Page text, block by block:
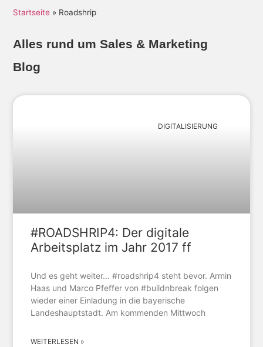
Startseite » Roadshrip
Alles rund um Sales & Marketing
Blog
DIGITALISIERUNG
#ROADSHRIP4: Der digitale
Arbeitsplatz im Jahr 2017 ff
Und es geht weiter… #roadshrip4 steht bevor. Armin
Haas und Marco Pfeffer von #buildnbreak folgen
wieder einer Einladung in die bayerische
Landeshauptstadt. Am kommenden Mittwoch
WEITERLESEN »